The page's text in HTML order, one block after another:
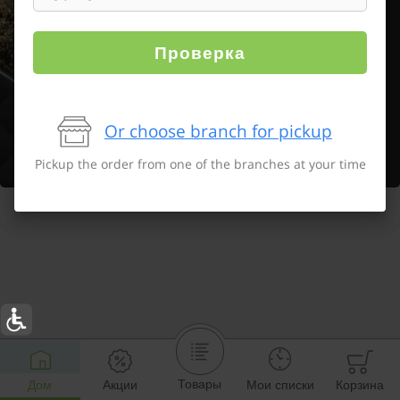
Дом Акции Товары Мои списки Корзина
Проверка
Or choose branch for pickup
Pickup the order from one of the branches at your time